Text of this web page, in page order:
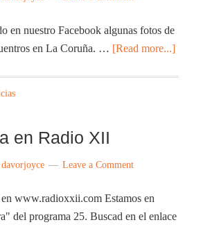
en nuestro Facebook algunas fotos de
en La Coruña. … [Read more...]
en Radio XII
davorjoyce Leave a Comment
www.radioxxii.com Estamos en
del programa 25. Buscad en el enlace